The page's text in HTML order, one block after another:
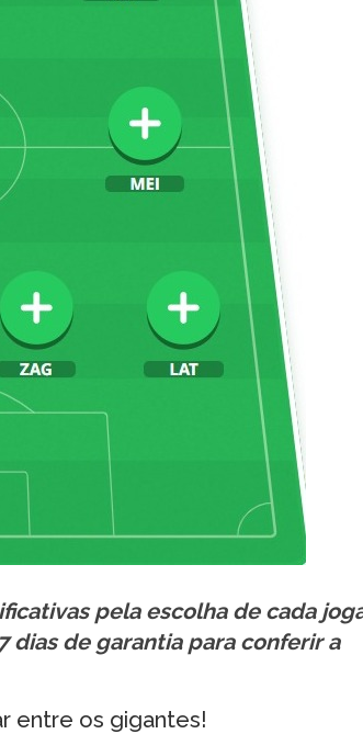
pela escolha de cada
dias de garantia para conferir a
entre os gigantes!